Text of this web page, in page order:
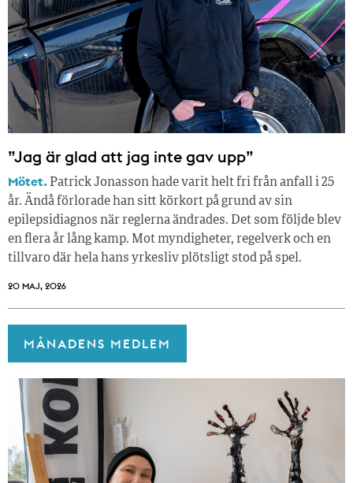
”Jag är glad att jag inte gav upp”
Mötet. Patrick Jonasson hade varit helt fri från anfall i 25
år. Ändå förlorade han sitt körkort på grund av sin
epilepsidiagnos när reglerna ändrades. Det som följde blev
en flera år lång kamp. Mot myndigheter, regelverk och en
tillvaro där hela hans yrkesliv plötsligt stod på spel.
20 MAJ, 2026
MÅNADENS MEDLEM